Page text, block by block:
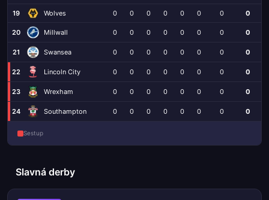
19 Wolves 0 0 0 0 0 0 0 0
20 Millwall 0 0 0 0 0 0 0 0
21 Swansea 0 0 0 0 0 0 0 0
22 Lincoln City 0 0 0 0 0 0 0 0
23 Wrexham 0 0 0 0 0 0 0 0
24 Southampton 0 0 0 0 0 0 0 0
Sestup
Slavná derby